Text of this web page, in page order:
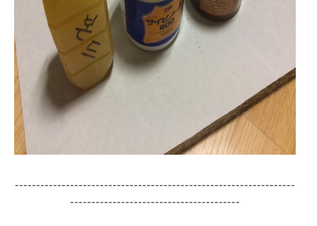
------------------------------------------------------------------
----------------------------------------